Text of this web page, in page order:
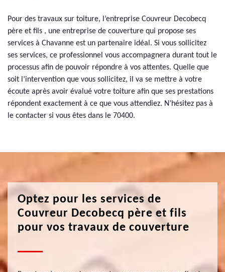
Pour des travaux sur toiture, l’entreprise Couvreur Decobecq
père et fils , une entreprise de couverture qui propose ses
services à Chavanne est un partenaire idéal. Si vous sollicitez
ses services, ce professionnel vous accompagnera durant tout le
processus afin de pouvoir répondre à vos attentes. Quelle que
soit l’intervention que vous sollicitez, il va se mettre à votre
écoute après avoir évalué votre toiture afin que ses prestations
répondent exactement à ce que vous attendiez. N’hésitez pas à
le contacter si vous êtes dans le 70400.
Optez pour les services de
Couvreur Decobecq père et fils
pour vos travaux de couverture